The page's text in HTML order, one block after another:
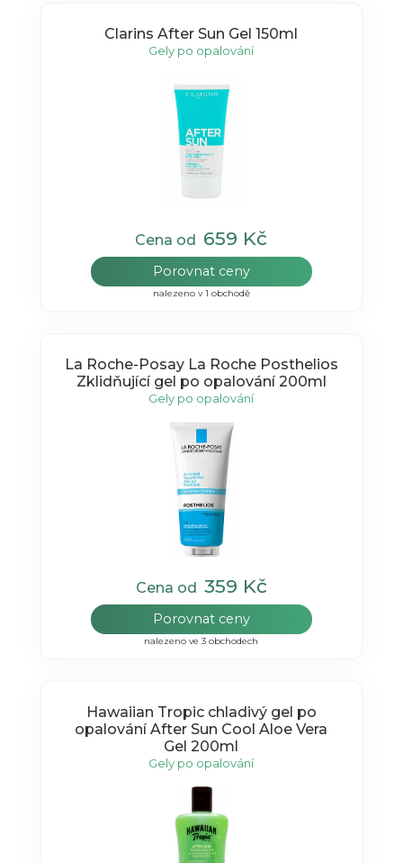
Clarins After Sun Gel 150ml
Gely po opalování
Cena od 659 Kč
Porovnat ceny
nalezeno v 1 obchodě
La Roche-Posay La Roche Posthelios
Zklidňující gel po opalování 200ml
Gely po opalování
Cena od 359 Kč
Porovnat ceny
nalezeno ve 3 obchodech
Hawaiian Tropic chladivý gel po
opalování After Sun Cool Aloe Vera
Gel 200ml
Gely po opalování